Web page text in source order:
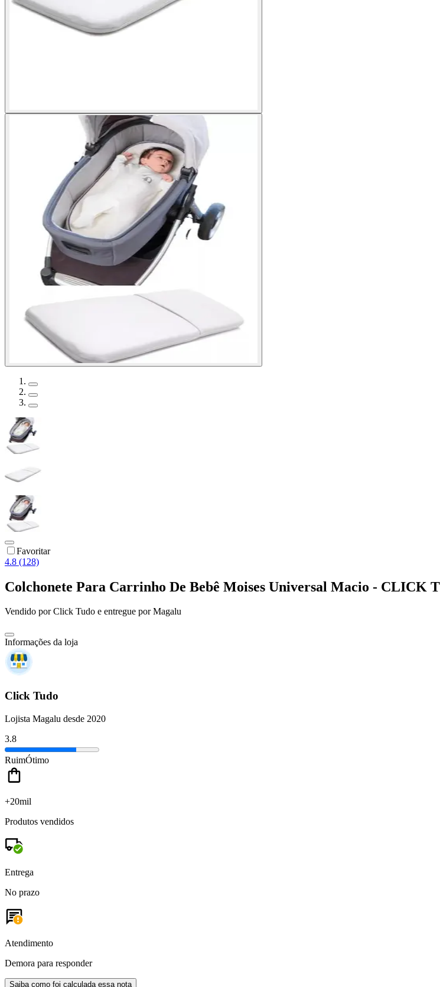
Favoritar
4.8 (128)
Colchonete Para Carrinho De Bebê Moises Universal Macio - CLICK
Vendido porClick Tudo e entregue por Magalu
Informações da loja
Click Tudo
Lojista Magalu desde 2020
3.8
RuimÓtimo
+20mil
Produtos vendidos
Entrega
No prazo
Atendimento
Demora para responder
Saiba como foi calculada essa nota